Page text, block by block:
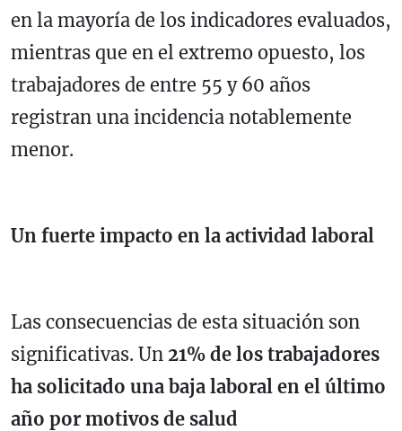
en la mayoría de los indicadores evaluados,
mientras que en el extremo opuesto, los
trabajadores de entre 55 y 60 años
registran una incidencia notablemente
menor.
Un fuerte impacto en la actividad laboral
Las consecuencias de esta situación son
significativas. Un 21% de los trabajadores
ha solicitado una baja laboral en el último
año por motivos de salud